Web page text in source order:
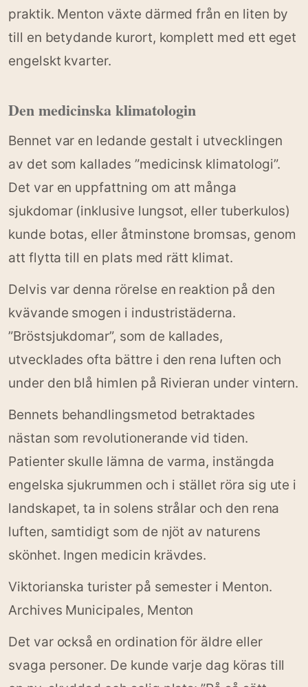
praktik. Menton växte därmed från en liten by
till en betydande kurort, komplett med ett eget
engelskt kvarter.
Den medicinska klimatologin
Bennet var en ledande gestalt i utvecklingen
av det som kallades ”medicinsk klimatologi”.
Det var en uppfattning om att många
sjukdomar (inklusive lungsot, eller tuberkulos)
kunde botas, eller åtminstone bromsas, genom
att flytta till en plats med rätt klimat.
Delvis var denna rörelse en reaktion på den
kvävande smogen i industristäderna.
”Bröstsjukdomar”, som de kallades,
utvecklades ofta bättre i den rena luften och
under den blå himlen på Rivieran under vintern.
Bennets behandlingsmetod betraktades
nästan som revolutionerande vid tiden.
Patienter skulle lämna de varma, instängda
engelska sjukrummen och i stället röra sig ute i
landskapet, ta in solens strålar och den rena
luften, samtidigt som de njöt av naturens
skönhet. Ingen medicin krävdes.
Viktorianska turister på semester i Menton.
Archives Municipales, Menton
Det var också en ordination för äldre eller
svaga personer. De kunde varje dag köras till